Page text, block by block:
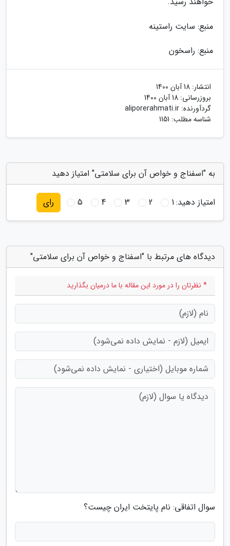
منبع: سایت راستینه
منبع: راسخون
انتشار: 18 آبان 1400
بروزرسانی: 18 آبان 1400
گردآورنده: aliporerahmati.ir
شناسه مطلب: 1151
به "اسفناج و خواص آن برای سلامتی" امتیاز دهید
امتیاز دهید:1
2
3
4
5 رای
دیدگاه های مرتبط با "اسفناج و خواص آن برای سلامتی"
* نظرتان را در مورد این مقاله با ما درمیان بگذارید
سوال اتفاقی: نام پایتخت ایران چیست؟